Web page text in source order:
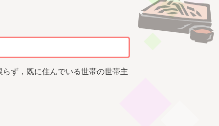
ず，既に住んでいる世帯の世帯主